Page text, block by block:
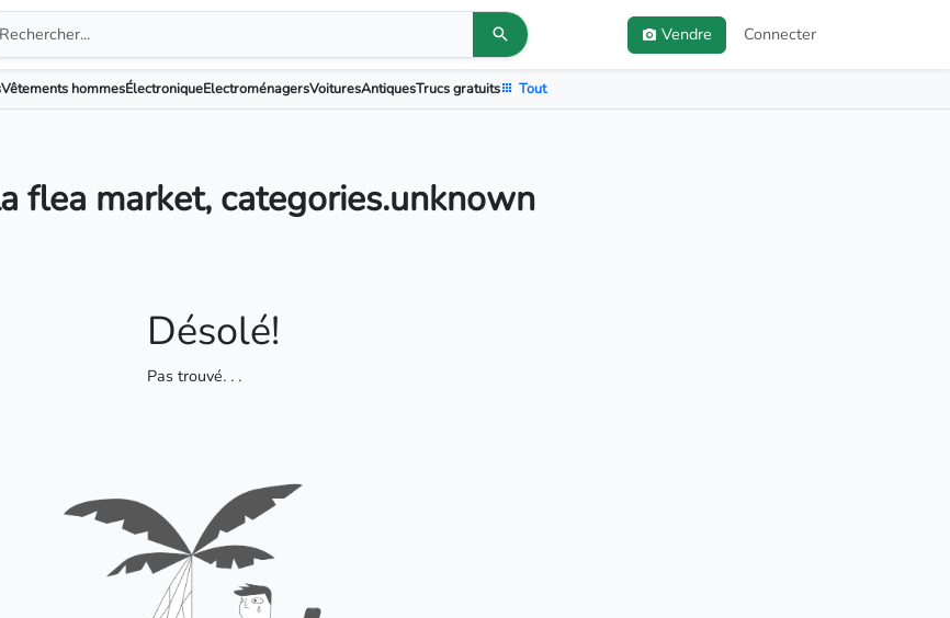
Vendre Connecter
Vêtements hommesÉlectroniqueElectroménagersVoituresAntiquesTrucs gratuits Tout
flea market, categories.unknown
Désolé!
Pas trouvé. . .